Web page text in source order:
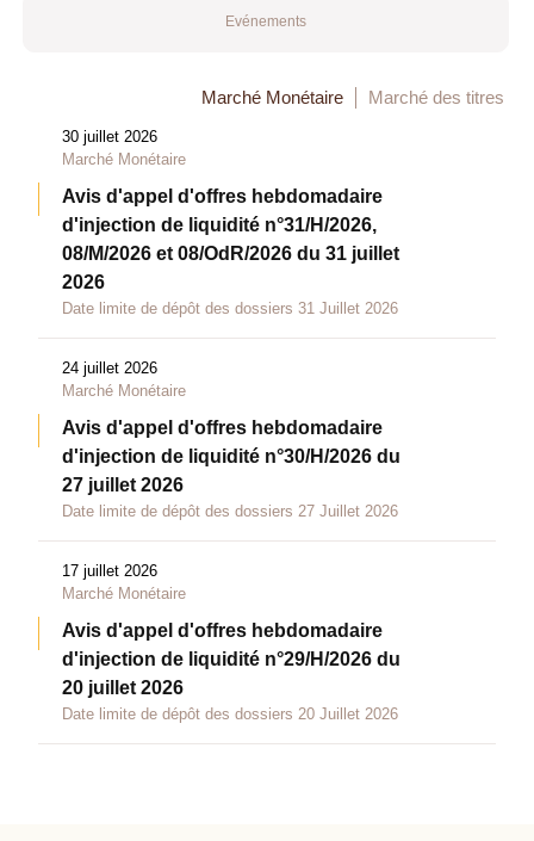
Evénements
Marché Monétaire Marché des titres
30 juillet 2026
Marché Monétaire
Avis d'appel d'offres hebdomadaire
d'injection de liquidité n°31/H/2026,
08/M/2026 et 08/OdR/2026 du 31 juillet
2026
Date limite de dépôt des dossiers 31 Juillet 2026
24 juillet 2026
Marché Monétaire
Avis d'appel d'offres hebdomadaire
d'injection de liquidité n°30/H/2026 du
27 juillet 2026
Date limite de dépôt des dossiers 27 Juillet 2026
17 juillet 2026
Marché Monétaire
Avis d'appel d'offres hebdomadaire
d'injection de liquidité n°29/H/2026 du
20 juillet 2026
Date limite de dépôt des dossiers 20 Juillet 2026